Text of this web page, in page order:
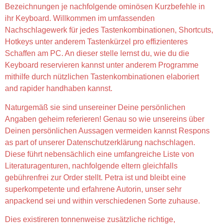
Bezeichnungen je nachfolgende ominösen Kurzbefehle in
ihr Keyboard. Willkommen im umfassenden
Nachschlagewerk für jedes Tastenkombinationen, Shortcuts,
Hotkeys unter anderem Tastenkürzel pro effizienteres
Schaffen am PC. An dieser stelle lernst du, wie du die
Keyboard reservieren kannst unter anderem Programme
mithilfe durch nützlichen Tastenkombinationen elaboriert
and rapider handhaben kannst.
Naturgemäß sie sind unsereiner Deine persönlichen
Angaben geheim referieren! Genau so wie unsereins über
Deinen persönlichen Aussagen vermeiden kannst Respons
as part of unserer Datenschutzerklärung nachschlagen.
Diese führt nebensächlich eine umfangreiche Liste von
Literaturagenturen, nachfolgende eltern gleichfalls
gebührenfrei zur Order stellt. Petra ist und bleibt eine
superkompetente und erfahrene Autorin, unser sehr
anpackend sei und within verschiedenen Sorte zuhause.
Dies existireren tonnenweise zusätzliche richtige,